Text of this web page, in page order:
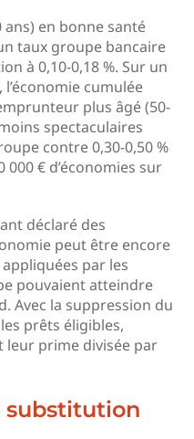
en bonne santé
taux groupe bancaire
à 0,10-0,18 %. Sur un
cumulée
plus âgé (50-
spectaculaires
contre 0,30-0,50 %
€ d’économies sur
déclaré des
peut être encore
par les
pouvaient atteindre
Avec la suppression du
prêts éligibles,
prime divisée par
substitution